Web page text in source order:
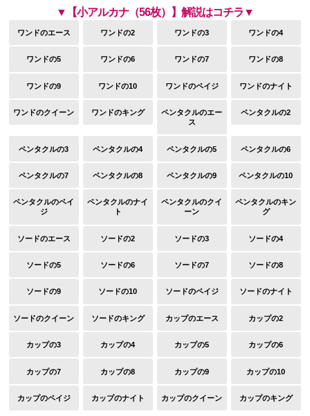
▼【小アルカナ（56枚）】解説はコチラ▼
ワンドのエース ワンドの2 ワンドの3 ワンドの4
ワンドの5 ワンドの6 ワンドの7 ワンドの8
ワンドの9 ワンドの10 ワンドのペイジ ワンドのナイト
ワンドのクイーン ワンドのキング
ペンタクルのエー
ス
ペンタクルの2
ペンタクルの3 ペンタクルの4 ペンタクルの5 ペンタクルの6
ペンタクルの7 ペンタクルの8 ペンタクルの9 ペンタクルの10
ペンタクルのペイ
ジ
ペンタクルのナイ
ト
ペンタクルのクイ
ーン
ペンタクルのキン
グ
ソードのエース ソードの2 ソードの3 ソードの4
ソードの5 ソードの6 ソードの7 ソードの8
ソードの9 ソードの10 ソードのペイジ ソードのナイト
ソードのクイーン ソードのキング カップのエース カップの2
カップの3 カップの4 カップの5 カップの6
カップの7 カップの8 カップの9 カップの10
カップのペイジ カップのナイト カップのクイーン カップのキング